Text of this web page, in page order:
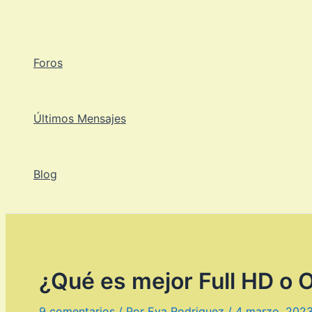
Foros
Últimos Mensajes
Blog
¿Qué es mejor Full HD o